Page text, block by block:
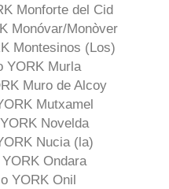
Monforte del Cid
Monóvar/Monòver
Montesinos (Los)
YORK Murla
Muro de Alcoy
Mutxamel
Novelda
Nucia (la)
Ondara
YORK Onil